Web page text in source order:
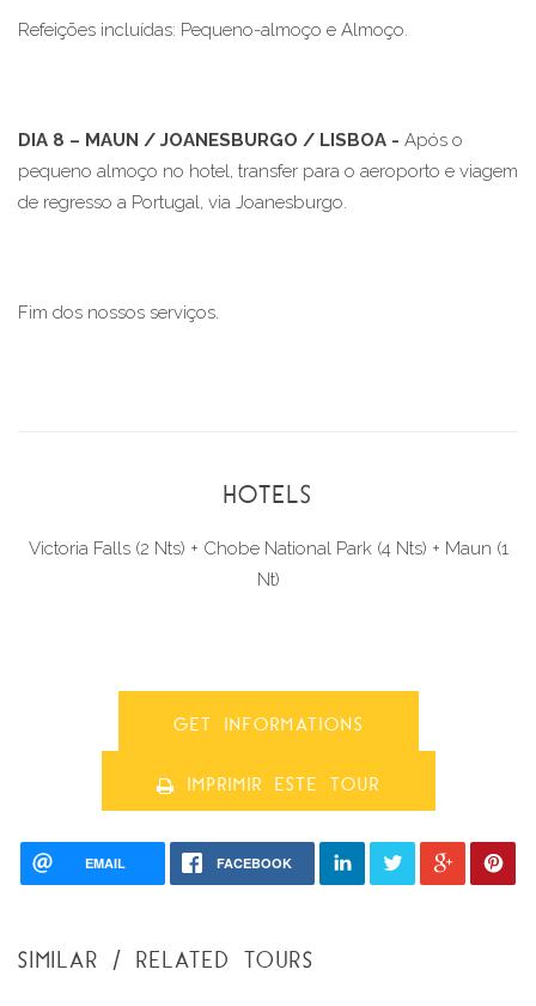
Refeições incluídas: Pequeno-almoço e Almoço.
DIA 8 – MAUN / JOANESBURGO / LISBOA - Após o
pequeno almoço no hotel, transfer para o aeroporto e viagem
de regresso a Portugal, via Joanesburgo.
Fim dos nossos serviços.
HOTELS
Victoria Falls (2 Nts) + Chobe National Park (4 Nts) + Maun (1
Nt)
GET INFORMATIONS
IMPRIMIR ESTE TOUR
EMAIL FACEBOOK
SIMILAR / RELATED TOURS